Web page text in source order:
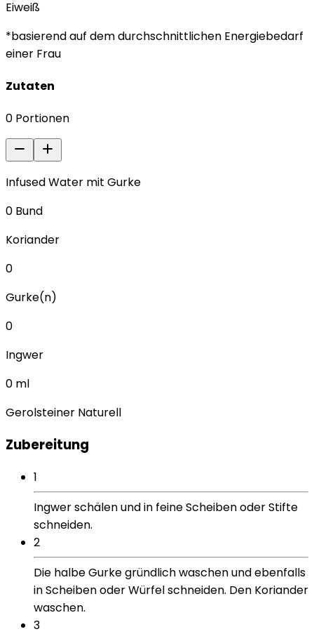
Eiweiß
*basierend auf dem durchschnittlichen Energiebedarf
einer Frau
Zutaten
0 Portionen
Infused Water mit Gurke
0 Bund
Koriander
0
Gurke(n)
0
Ingwer
0 ml
Gerolsteiner Naturell
Zubereitung
1
Ingwer schälen und in feine Scheiben oder Stifte
schneiden.
2
Die halbe Gurke gründlich waschen und ebenfalls
in Scheiben oder Würfel schneiden. Den Koriander
waschen.
3